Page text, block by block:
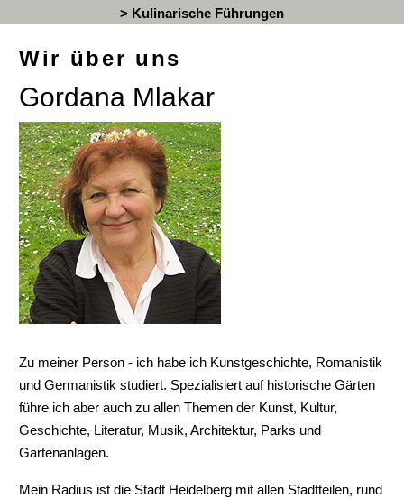
> Kulinarische Führungen
Wir über uns
Gordana Mlakar
Zu meiner Person - ich habe ich Kunstgeschichte, Romanistik
und Germanistik studiert. Spezialisiert auf historische Gärten
führe ich aber auch zu allen Themen der Kunst, Kultur,
Geschichte, Literatur, Musik, Architektur, Parks und
Gartenanlagen.
Mein Radius ist die Stadt Heidelberg mit allen Stadtteilen, rund